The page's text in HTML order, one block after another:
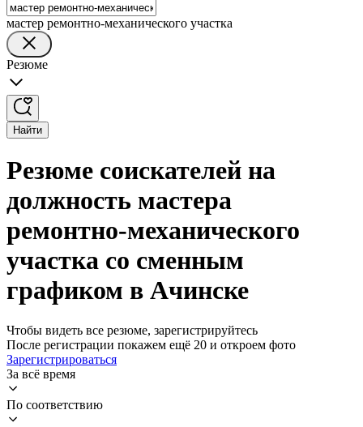
мастер ремонтно-механического участка
Резюме
Найти
Резюме соискателей на
должность мастера
ремонтно-механического
участка со сменным
графиком в Ачинске
Чтобы видеть все резюме, зарегистрируйтесь
После регистрации покажем ещё 20 и откроем фото
Зарегистрироваться
За всё время
По соответствию